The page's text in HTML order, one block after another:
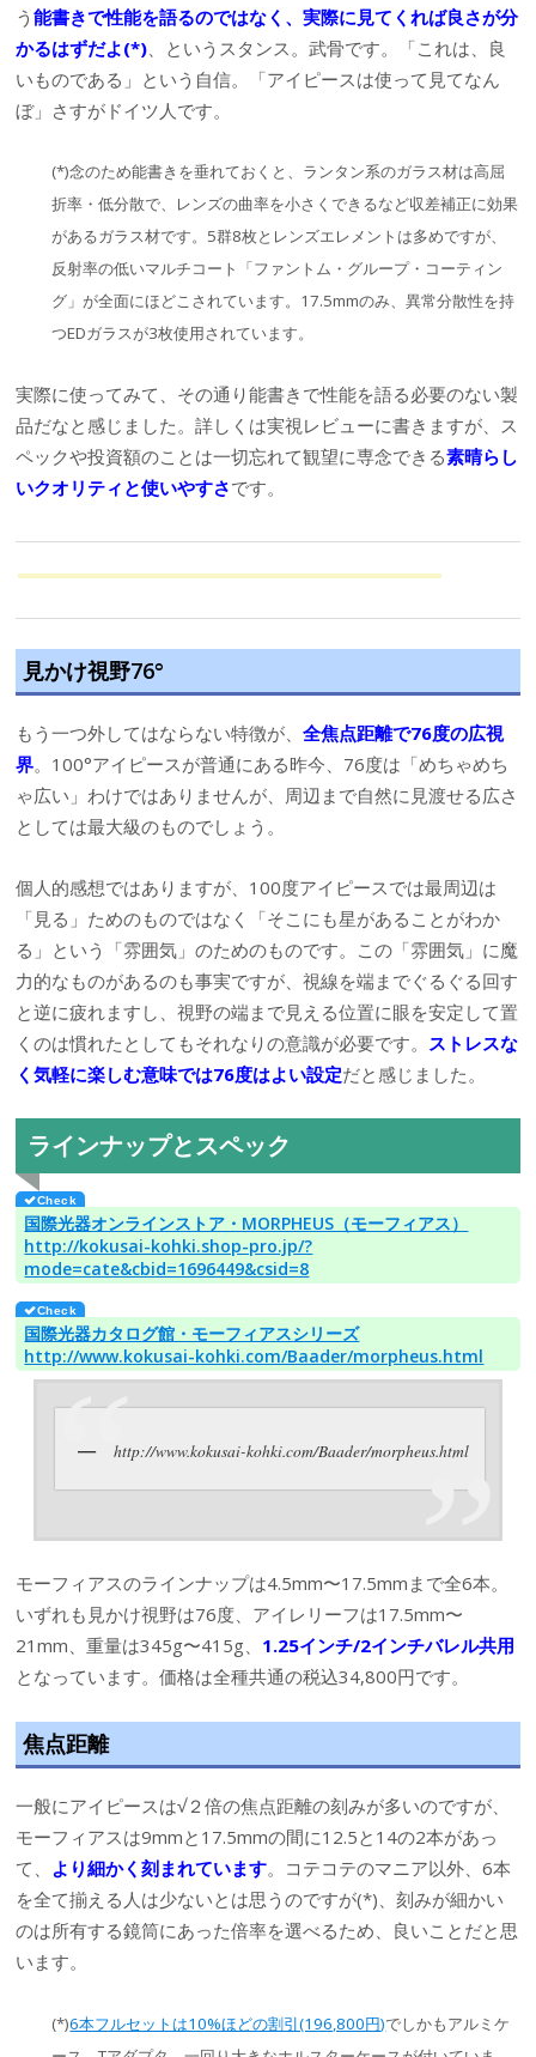
う能書きで性能を語るのではなく、実際に見てくれば良さが分
かるはずだよ(*) 、というスタンス。武骨です。「これは、良
いものである」という自信。「アイピースは使って見てなん
ぼ」さすがドイツ人です。
(*)念のため能書きを垂れておくと、ランタン系のガラス材は高屈
折率・低分散で、レンズの曲率を小さくできるなど収差補正に効果
があるガラス材です。5群8枚とレンズエレメントは多めですが、
反射率の低いマルチコート「ファントム・グループ・コーティン
グ」が全面にほどこされています。17.5mmのみ、異常分散性を持
つEDガラスが3枚使用されています。
実際に使ってみて、その通り能書きで性能を語る必要のない製
品だなと感じました。詳しくは実視レビューに書きますが、ス
ペックや投資額のことは一切忘れて観望に専念できる素晴らし
いクオリティと使いやすさです。
見かけ視野76°
もう一つ外してはならない特徴が、全焦点距離で76度の広視
界。100°アイピースが普通にある昨今、76度は「めちゃめち
ゃ広い」わけではありませんが、周辺まで自然に見渡せる広さ
としては最大級のものでしょう。
個人的感想ではありますが、100度アイピースでは最周辺は
「見る」ためのものではなく「そこにも星があることがわか
る」という「雰囲気」のためのものです。この「雰囲気」に魔
力的なものがあるのも事実ですが、視線を端までぐるぐる回す
と逆に疲れますし、視野の端まで見える位置に眼を安定して置
くのは慣れたとしてもそれなりの意識が必要です。 ストレスな
く気軽に楽しむ意味では76度はよい設定だと感じました。
ラインナップとスペック
国際光器オンラインストア・MORPHEUS（モーフィアス）
http://kokusai-kohki.shop-pro.jp/?
mode=cate&cbid=1696449&csid=8
国際光器カタログ館・モーフィアスシリーズ
http://www.kokusai-kohki.com/Baader/morpheus.html
http://www.kokusai-kohki.com/Baader/morpheus.html
モーフィアスのラインナップは4.5mm〜17.5mmまで全6本。
いずれも見かけ視野は76度、アイレリーフは17.5mm〜
21mm、重量は345g〜415g、 1.25インチ/2インチバレル共用
となっています。価格は全種共通の税込34,800円です。
焦点距離
一般にアイピースは√２倍の焦点距離の刻みが多いのですが、
モーフィアスは9mmと17.5mmの間に12.5と14の2本があっ
て、 より細かく刻まれています。コテコテのマニア以外、6本
を全て揃える人は少ないとは思うのですが(*)、刻みが細かい
のは所有する鏡筒にあった倍率を選べるため、良いことだと思
います。
(*)6本フルセットは10%ほどの割引(196,800円)でしかもアルミケ